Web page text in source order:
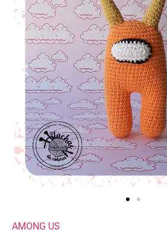
AMONG US